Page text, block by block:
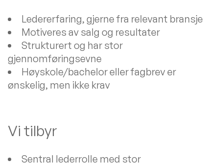
Ledererfaring, gjerne fra relevant bransje
Motiveres av salg og resultater
Strukturert og har stor
gjennomføringsevne
Høyskole/bachelor eller fagbrev er
ønskelig, men ikke krav
Vi tilbyr
Sentral lederrolle med stor